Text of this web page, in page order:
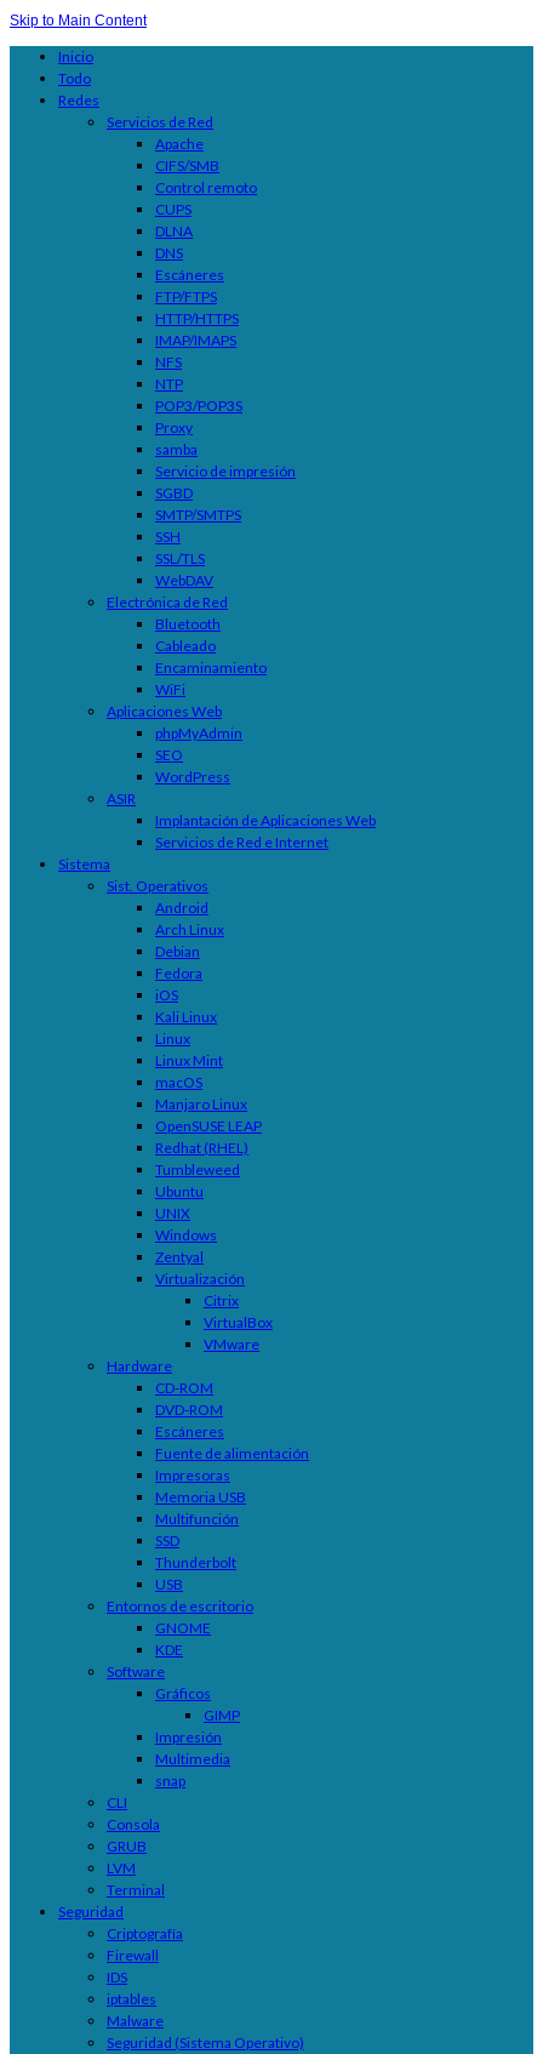
Skip to Main Content
Inicio
Todo
Redes
Servicios de Red
Apache
CIFS/SMB
Control remoto
CUPS
DLNA
DNS
Escáneres
FTP/FTPS
HTTP/HTTPS
IMAP/IMAPS
NFS
NTP
POP3/POP3S
Proxy
samba
Servicio de impresión
SGBD
SMTP/SMTPS
SSH
SSL/TLS
WebDAV
Electrónica de Red
Bluetooth
Cableado
Encaminamiento
WiFi
Aplicaciones Web
phpMyAdmin
SEO
WordPress
ASIR
Implantación de Aplicaciones Web
Servicios de Red e Internet
Sistema
Sist. Operativos
Android
Arch Linux
Debian
Fedora
iOS
Kali Linux
Linux
Linux Mint
macOS
Manjaro Linux
OpenSUSE LEAP
Redhat (RHEL)
Tumbleweed
Ubuntu
UNIX
Windows
Zentyal
Virtualización
Citrix
VirtualBox
VMware
Hardware
CD-ROM
DVD-ROM
Escáneres
Fuente de alimentación
Impresoras
Memoria USB
Multifunción
SSD
Thunderbolt
USB
Entornos de escritorio
GNOME
KDE
Software
Gráficos
GIMP
Impresión
Multimedia
snap
CLI
Consola
GRUB
LVM
Terminal
Seguridad
Criptografía
Firewall
IDS
iptables
Malware
Seguridad (Sistema Operativo)